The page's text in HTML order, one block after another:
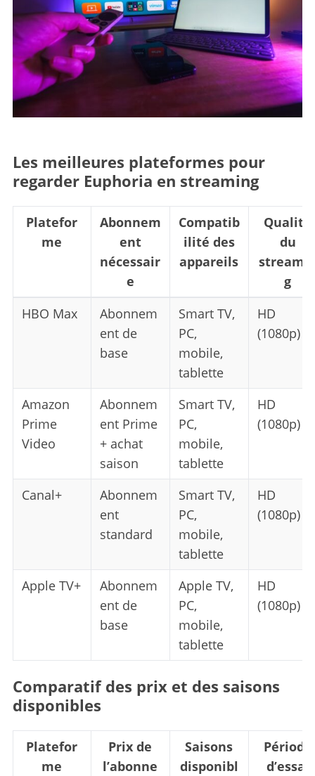
Les meilleures plateformes pour
regarder Euphoria en streaming
Platefor
me
Abonnem
ent
nécessair
e
Compatib
ilité des
appareils
Qualité
du
g
HBO Max
Abonnem
ent de
base
Smart TV,
PC,
mobile,
tablette
HD
(1080p)
Amazon
Prime
Video
Abonnem
ent Prime
+ achat
saison
Smart TV,
PC,
mobile,
tablette
HD
(1080p)
Canal+
Abonnem
ent
standard
Smart TV,
PC,
mobile,
tablette
HD
(1080p)
Apple TV+
Abonnem
ent de
base
Apple TV,
PC,
mobile,
tablette
HD
(1080p)
Comparatif des prix et des saisons
disponibles
Platefor
me
Prix de
l’abonne
Saisons
disponibl
Période
d’essai